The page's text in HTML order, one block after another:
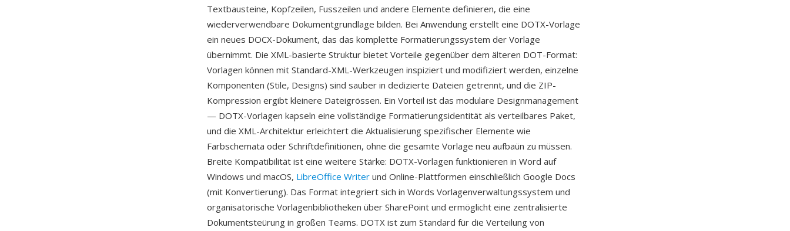
Textbausteine, Kopfzeilen, Fusszeilen und andere Elemente definieren, die eine
wiederverwendbare Dokumentgrundlage bilden. Bei Anwendung erstellt eine DOTX-Vorlage
ein neues DOCX-Dokument, das das komplette Formatierungssystem der Vorlage
übernimmt. Die XML-basierte Struktur bietet Vorteile gegenüber dem älteren DOT-Format:
Vorlagen können mit Standard-XML-Werkzeugen inspiziert und modifiziert werden, einzelne
Komponenten (Stile, Designs) sind sauber in dedizierte Dateien getrennt, und die ZIP-
Kompression ergibt kleinere Dateigrössen. Ein Vorteil ist das modulare Designmanagement
— DOTX-Vorlagen kapseln eine vollständige Formatierungsidentität als verteilbares Paket,
und die XML-Architektur erleichtert die Aktualisierung spezifischer Elemente wie
Farbschemata oder Schriftdefinitionen, ohne die gesamte Vorlage neu aufbaün zu müssen.
Breite Kompatibilität ist eine weitere Stärke: DOTX-Vorlagen funktionieren in Word auf
Windows und macOS, LibreOffice Writer und Online-Plattformen einschließlich Google Docs
(mit Konvertierung). Das Format integriert sich in Words Vorlagenverwaltungssystem und
organisatorische Vorlagenbibliotheken über SharePoint und ermöglicht eine zentralisierte
Dokumentsteürung in großen Teams. DOTX ist zum Standard für die Verteilung von